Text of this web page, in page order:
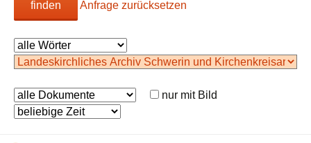
finden Anfrage zurücksetzen
nur mit Bild